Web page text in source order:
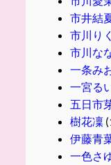
市井結
市川りく
市川な
一条み
一宮る
五日市
樹花凜
伊藤青
一色さ